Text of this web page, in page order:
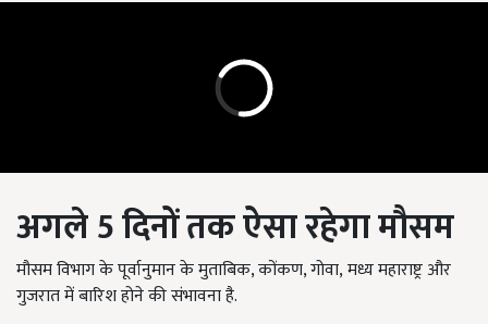
अगले5दिनों तक ऐसा रहेगा मौसम
मौसम विभाग के पूर्वानुमान के मुताबिक,कोंकण,गोवा, मध्य महाराष्ट्र और
गुजरात में बारिश होने की संभावना है.